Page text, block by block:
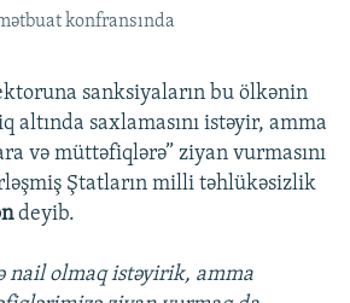
konfransında
sanksiyaların bu ölkənin
altında saxlamasını istəyir, amma
və müttəfiqlərə” ziyan vurmasını
Ştatların milli təhlükəsizlik
deyib.
nail olmaq istəyirik, amma